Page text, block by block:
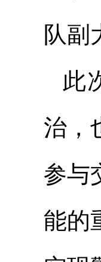
队副
此
治，
参与
能的